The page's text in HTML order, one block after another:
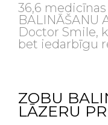
36,6
BALINĀŠANU
Doctor Smile,
bet iedarbīgu
ZOBU
LĀZERU